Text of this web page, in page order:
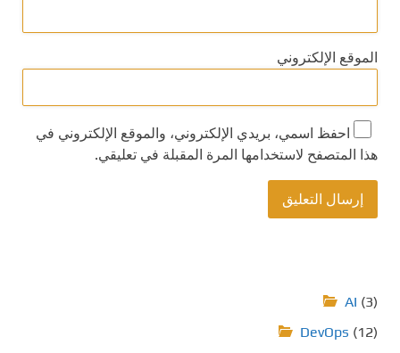
الموقع الإلكتروني
احفظ اسمي، بريدي الإلكتروني، والموقع الإلكتروني في
هذا المتصفح لاستخدامها المرة المقبلة في تعليقي.
AI (3)
DevOps (12)